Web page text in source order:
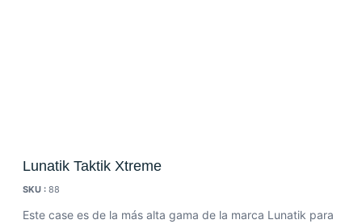
Lunatik Taktik Xtreme
SKU : 88
Este case es de la más alta gama de la marca Lunatik para